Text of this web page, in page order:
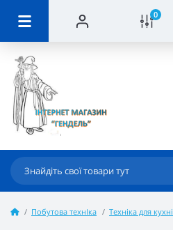
0
Побутова технІка Техніка для кухні